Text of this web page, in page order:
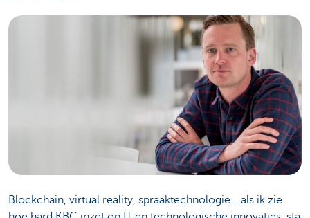
Blockchain, virtual reality, spraaktechnologie… als ik zie